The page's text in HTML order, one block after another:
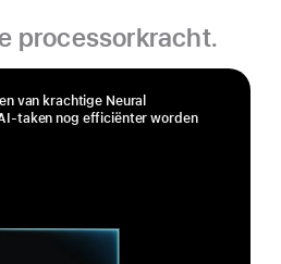
processorkracht.
van krachtige Neural
taken nog efficiënter worden